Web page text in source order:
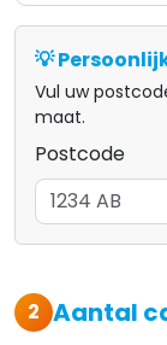
💡
Vul uw
maat.
Postcode
2 Aantal